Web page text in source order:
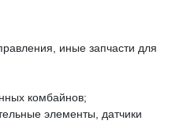
иные запчасти для
комбайнов;
элементы, датчики